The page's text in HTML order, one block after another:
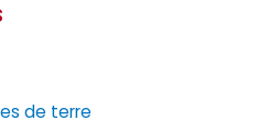
de terre